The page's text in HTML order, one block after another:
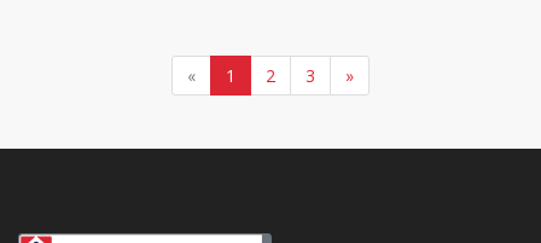
« 1 2 3 »